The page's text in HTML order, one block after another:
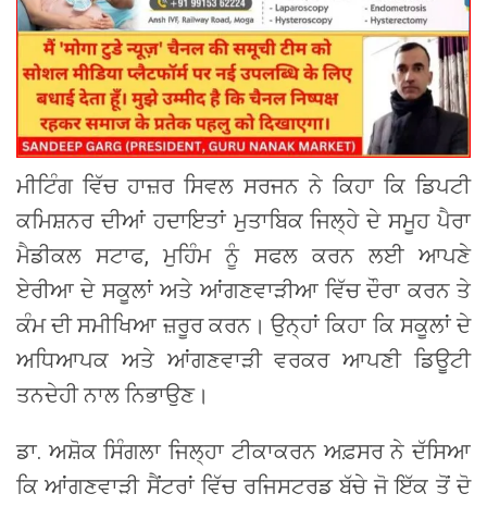
ਮੀਟਿੰਗ ਵਿੱਚ ਹਾਜ਼ਰ ਸਿਵਲ ਸਰਜਨ ਨੇ ਕਿਹਾ ਕਿ ਡਿਪਟੀ
ਕਮਿਸ਼ਨਰ ਦੀਆਂ ਹਦਾਇਤਾਂ ਮੁਤਾਬਿਕ ਜਿਲ੍ਹੇ ਦੇ ਸਮੂਹ ਪੈਰਾ
ਮੈਡੀਕਲ ਸਟਾਫ, ਮੁਹਿੰਮ ਨੂੰ ਸਫਲ ਕਰਨ ਲਈ ਆਪਣੇ
ਏਰੀਆ ਦੇ ਸਕੂਲਾਂ ਅਤੇ ਆਂਗਣਵਾੜੀਆ ਵਿੱਚ ਦੌਰਾ ਕਰਨ ਤੇ
ਕੰਮ ਦੀ ਸਮੀਖਿਆ ਜ਼ਰੂਰ ਕਰਨ। ਉਨ੍ਹਾਂ ਕਿਹਾ ਕਿ ਸਕੂਲਾਂ ਦੇ
ਅਧਿਆਪਕ ਅਤੇ ਆਂਗਣਵਾੜੀ ਵਰਕਰ ਆਪਣੀ ਡਿਊਟੀ
ਤਨਦੇਹੀ ਨਾਲ ਨਿਭਾਉਣ।
ਡਾ. ਅਸ਼ੋਕ ਸਿੰਗਲਾ ਜਿਲ੍ਹਾ ਟੀਕਾਕਰਨ ਅਫ਼ਸਰ ਨੇ ਦੱਸਿਆ
ਕਿ ਆਂਗਣਵਾੜੀ ਸੈਂਟਰਾਂ ਵਿੱਚ ਰਜਿਸਟਰਡ ਬੱਚੇ ਜੋ ਇੱਕ ਤੋਂ ਦੋ